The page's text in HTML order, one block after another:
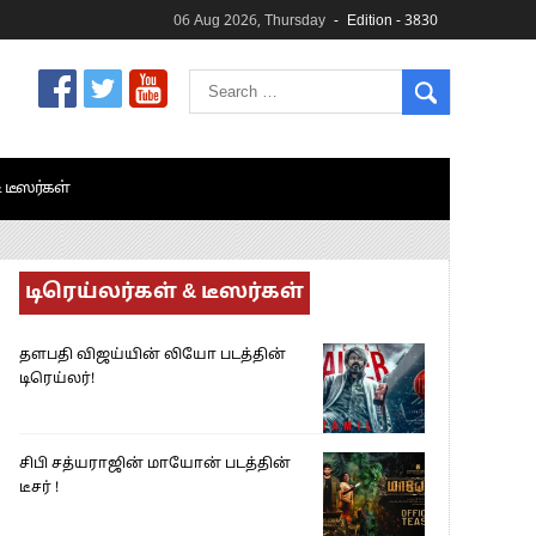
06 Aug 2026, Thursday Edition - 3830
டீஸர்கள்
டிரெய்லர்கள் & டீஸர்கள்
தளபதி விஜய்யின் லியோ படத்தின்
டிரெய்லர்!
சிபி சத்யராஜின் மாயோன் படத்தின்
டீசர் !